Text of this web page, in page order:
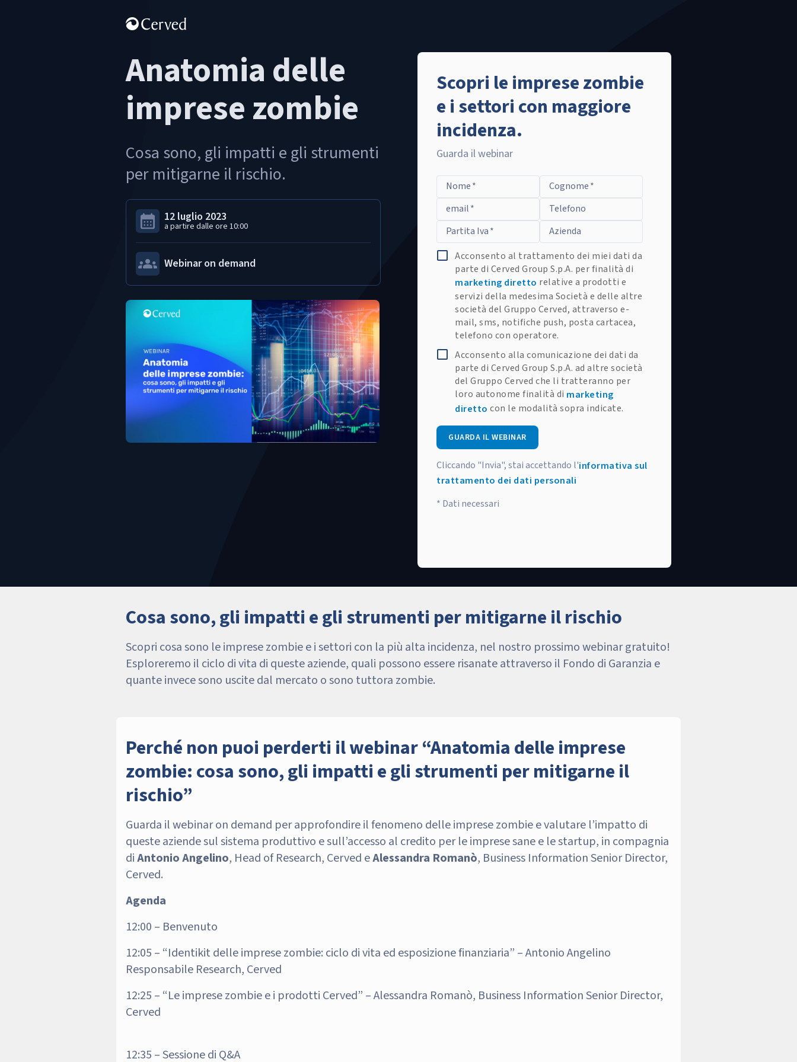
Anatomia delle
imprese zombie
Cosa sono, gli impatti e gli strumenti
per mitigarne il rischio.
12 luglio 2023
a partire dalle ore 10:00
Webinar on demand
Scopri le imprese zombie
e i settori con maggiore
incidenza.
Guarda il webinar
Nome* Cognome*
email*
Telefono
Partita Iva*
Azienda
Acconsento al trattamento dei miei dati da
parte di Cerved Group S.p.A. per finalità di
marketing diretto relative a prodotti e
servizi della medesima Società e delle altre
società del Gruppo Cerved, attraverso e-
mail, sms, notifiche push, posta cartacea,
telefono con operatore.
Acconsento alla comunicazione dei dati da
parte di Cerved Group S.p.A. ad altre società
del Gruppo Cerved che li tratteranno per
loro autonome finalità di marketing
diretto con le modalità sopra indicate.
GUARDA IL WEBINAR
Cliccando "Invia", stai accettando l'informativa sul
trattamento dei dati personali
* Dati necessari
Cosa sono, gli impatti e gli strumenti per mitigarne il rischio
Scopri cosa sono le imprese zombie e i settori con la più alta incidenza, nel nostro prossimo webinar gratuito!
Esploreremo il ciclo di vita di queste aziende, quali possono essere risanate attraverso il Fondo di Garanzia e
quante invece sono uscite dal mercato o sono tuttora zombie.
Perché non puoi perderti il webinar “Anatomia delle imprese
zombie: cosa sono, gli impatti e gli strumenti per mitigarne il
rischio”
Guarda il webinar on demand per approfondire il fenomeno delle imprese zombie e valutare l’impatto di
queste aziende sul sistema produttivo e sull’accesso al credito per le imprese sane e le startup, in compagnia
diAntonio Angelino, Head of Research, Cerved eAlessandra Romanò, Business Information Senior Director,
Cerved.
Agenda
12:00 – Benvenuto
12:05 – “Identikit delle imprese zombie: ciclo di vita ed esposizione finanziaria” – Antonio Angelino
Responsabile Research, Cerved
12:25 – “Le imprese zombie e i prodotti Cerved” – Alessandra Romanò, Business Information Senior Director,
Cerved
12:35 – Sessione di Q&A